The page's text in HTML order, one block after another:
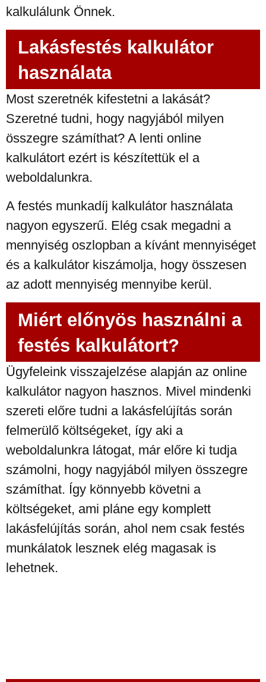
kalkulálunk Önnek.
Lakásfestés kalkulátor
használata
Most szeretnék kifestetni a lakását?
Szeretné tudni, hogy nagyjából milyen
összegre számíthat? A lenti online
kalkulátort ezért is készítettük el a
weboldalunkra.
A festés munkadíj kalkulátor használata
nagyon egyszerű. Elég csak megadni a
mennyiség oszlopban a kívánt mennyiséget
és a kalkulátor kiszámolja, hogy összesen
az adott mennyiség mennyibe kerül.
Miért előnyös használni a
festés kalkulátort?
Ügyfeleink visszajelzése alapján az online
kalkulátor nagyon hasznos. Mivel mindenki
szereti előre tudni a lakásfelújítás során
felmerülő költségeket, így aki a
weboldalunkra látogat, már előre ki tudja
számolni, hogy nagyjából milyen összegre
számíthat. Így könnyebb követni a
költségeket, ami pláne egy komplett
lakásfelújítás során, ahol nem csak festés
munkálatok lesznek elég magasak is
lehetnek.